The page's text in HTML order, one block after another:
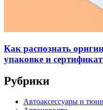
Как распознать
упаковке и
Рубрики
Автоаксессуары и